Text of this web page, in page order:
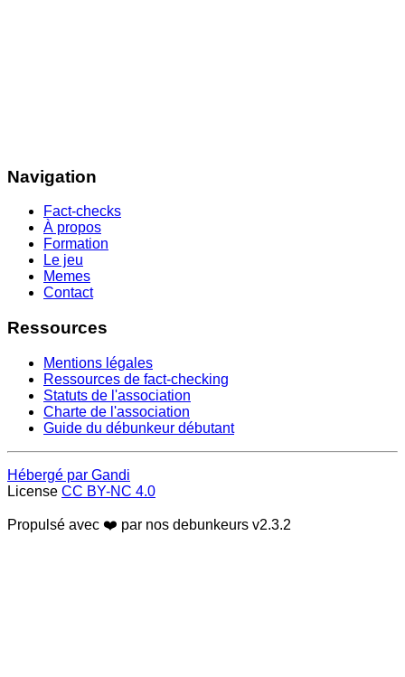
Navigation
Fact-checks
À propos
Formation
Le jeu
Memes
Contact
Ressources
Mentions légales
Ressources de fact-checking
Statuts de l'association
Charte de l'association
Guide du débunkeur débutant
Hébergé par Gandi
License CC BY-NC 4.0
Propulsé avec ❤️ par nos debunkeurs v2.3.2